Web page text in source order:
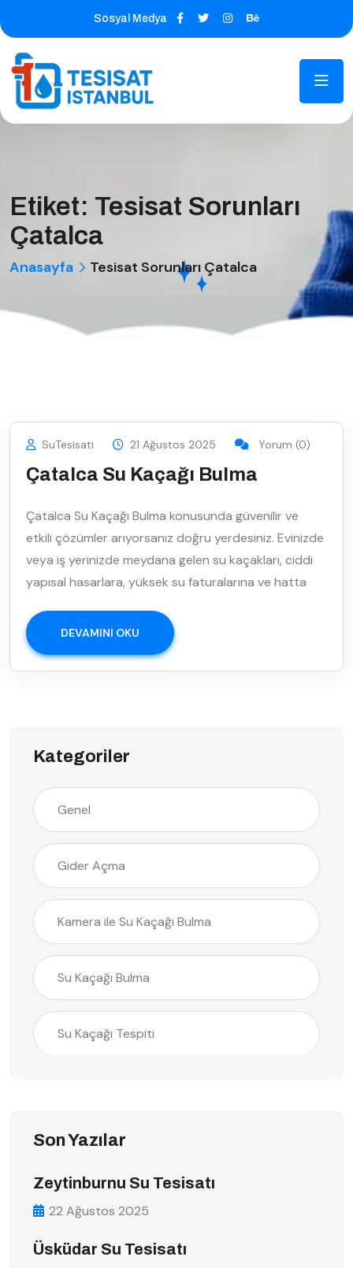
Sosyal Medya
Etiket: Tesisat Sorunları
Çatalca
Anasayfa Tesisat Sorunları Çatalca
SuTesisati 21 Ağustos 2025 Yorum (0)
Çatalca Su Kaçağı Bulma
Çatalca Su Kaçağı Bulma konusunda güvenilir ve
etkili çözümler arıyorsanız doğru yerdesiniz. Evinizde
veya iş yerinizde meydana gelen su kaçakları, ciddi
yapısal hasarlara, yüksek su faturalarına ve hatta
DEVAMINI OKU
Kategoriler
Genel
Gider Açma
Kamera ile Su Kaçağı Bulma
Su Kaçağı Bulma
Su Kaçağı Tespiti
Son Yazılar
Zeytinburnu Su Tesisatı
22 Ağustos 2025
Üsküdar Su Tesisatı